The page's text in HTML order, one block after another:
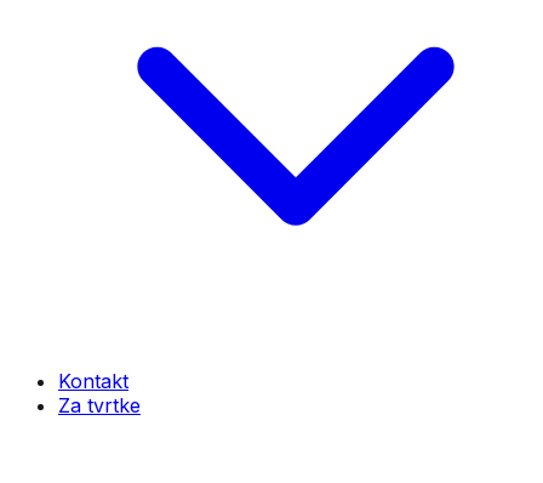
Kontakt
Za tvrtke